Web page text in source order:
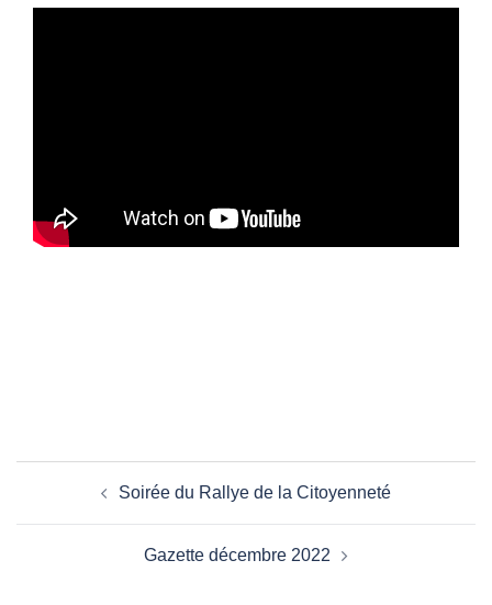
d’article
Soirée du Rallye de la Citoyenneté
Gazette décembre 2022